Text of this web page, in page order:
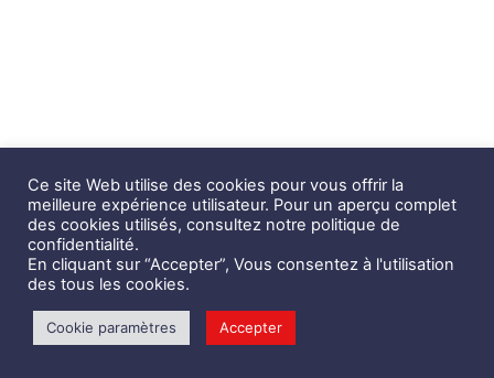
Ce site Web utilise des cookies pour vous offrir la
meilleure expérience utilisateur. Pour un aperçu complet
des cookies utilisés, consultez notre politique de
confidentialité.
En cliquant sur “Accepter”, Vous consentez à l'utilisation
des tous les cookies.
Cookie paramètres Accepter